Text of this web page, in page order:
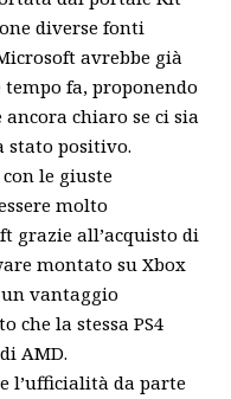
diverse fonti
avrebbe già
fa, proponendo
chiaro se ci sia
stato positivo.
le giuste
molto
grazie all’acquisto di
montato su Xbox
vantaggio
che la stessa PS4
AMD.
l’ufficialità da parte